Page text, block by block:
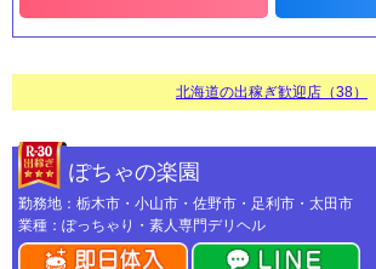
北海道の出稼ぎ歓迎店（38）
ぽちゃの楽園
勤務地：栃木市・小山市・佐野市・足利市・太田市
業種：ぽっちゃり・素人専門デリヘル